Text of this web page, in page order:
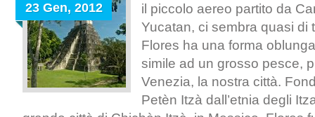
23 Gen, 2012
il piccolo aereo partito da
Yucatan, ci sembra quasi di
Flores ha una forma
simile ad un grosso pesce,
Venezia, la nostra città.
Petèn Itzà dall’etnia degli